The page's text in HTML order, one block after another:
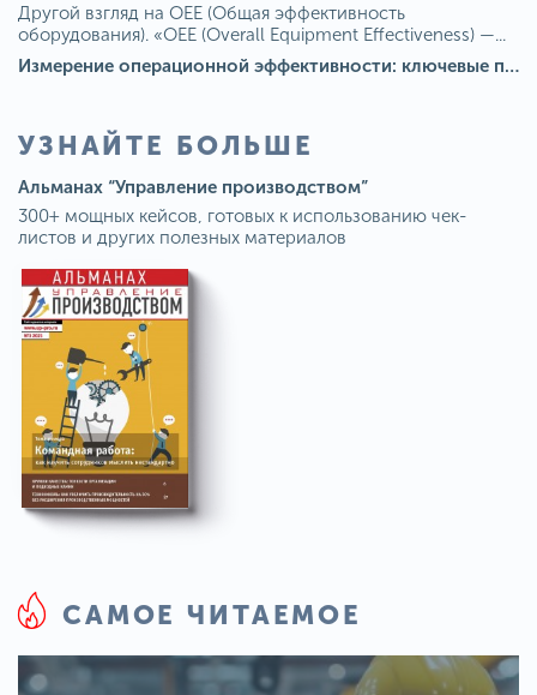
Другой взгляд на OEE (Общая эффективность
оборудования). «OEE (Overall Equipment Effectiveness) —...
Измерение операционной эффективности: ключевые показатели для непрерывного совершенствования
УЗНАЙТЕ БОЛЬШЕ
Альманах “Управление производством”
300+ мощных кейсов, готовых к использованию чек-
листов и других полезных материалов
САМОЕ ЧИТАЕМОЕ